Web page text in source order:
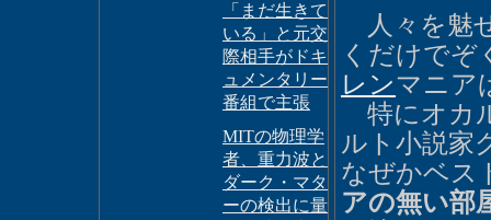
「まだ生きて
いる」と元交
際相手がドキ
ュメンタリー
番組で主張
MITの物理学
者、重力波と
ダーク・マタ
ーの検出に量
人々を魅
くだけでぞ
レンマニア
特にオカ
ルト小説家
なぜかベス
アの無い部